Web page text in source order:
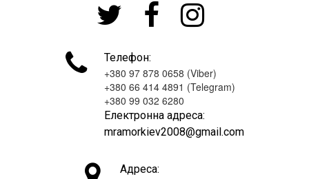
 


Телефон:
+380 97 878 0658 (Viber)
+380 66 414 4891 (Telegram)
+380 99 032 6280
Електронна адреса:
mramorkiev2008@gmail.com
Адреса: